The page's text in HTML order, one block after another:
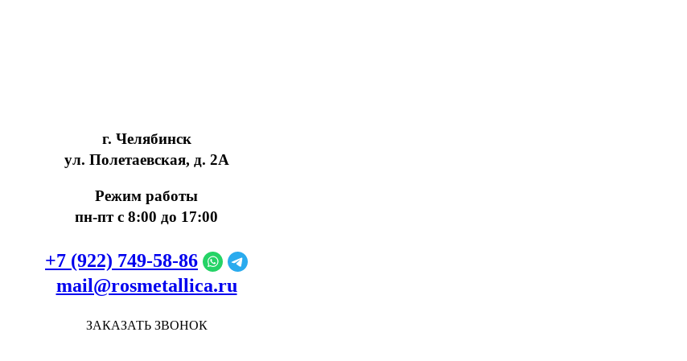
г. Челябинск
ул. Полетаевская, д. 2А
Режим работы
пн-пт с 8:00 до 17:00
+7 (922) 749‑58‑86
mail@rosmetallica.ru
ЗАКАЗАТЬ ЗВОНОК